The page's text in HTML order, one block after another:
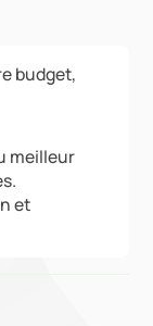
budget,
meilleur
et